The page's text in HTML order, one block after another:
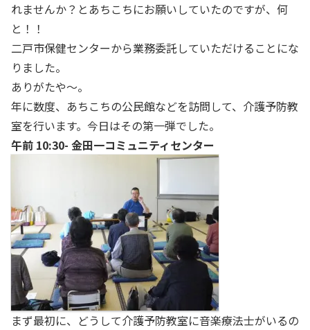
れませんか？とあちこちにお願いしていたのですが、何
と！！
二戸市保健センターから業務委託していただけることにな
りました。
ありがたや～。
年に数度、あちこちの公民館などを訪問して、介護予防教
室を行います。今日はその第一弾でした。
午前 10:30- 金田一コミュニティセンター
まず最初に、どうして介護予防教室に音楽療法士がいるの